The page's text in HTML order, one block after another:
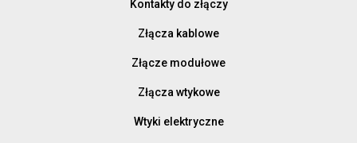
Kontakty do złączy
Złącza kablowe
Złącze modułowe
Złącza wtykowe
Wtyki elektryczne